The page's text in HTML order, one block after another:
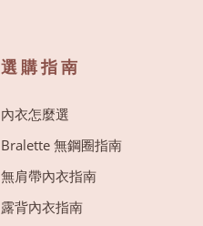
選購指南
內衣怎麼選
Bralette 無鋼圈指南
無肩帶內衣指南
露背內衣指南